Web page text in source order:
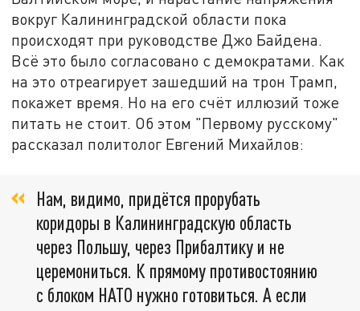
вокруг Калининградской области пока
происходят при руководстве Джо Байдена.
Всё это было согласовано с демократами. Как
на это отреагирует зашедший на трон Трамп,
покажет время. Но на его счёт иллюзий тоже
питать не стоит. Об этом "Первому русскому"
рассказал политолог Евгений Михайлов:
Нам, видимо, придётся прорубать
коридоры в Калининградскую область
через Польшу, через Прибалтику и не
церемониться. К прямому противостоянию
с блоком НАТО нужно готовиться. А если